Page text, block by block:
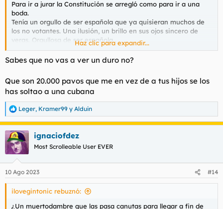
Para ir a jurar la Constitución se arregló como para ir a una
boda.
Tenía un orgullo de ser española que ya quisieran muchos de
los no votantes. Una ilusión, un brillo en sus ojos sincero de
veras. Orgullosa de ser española .
Ni se te ocurra llamarla pancha. Los Panchos para ella son los
paricortos ¶sudamaricones¶.
azulados africanos saltavallas.
A esos dos colectivos los tiene mucho más asco que tú.
Y si, la traspasé 20000 vinagres nada más colgar cuando me
los pidió. Y a un forero de esta casa le di 100€ cuando pidió
dinero.
No miento. No necesito mentir.
Penis
Haz clic para expandir...
Sabes que no vas a ver un duro no?
Que son 20.000 pavos que me en vez de a tus hijos se los
has soltao a una cubana
R
e
a
c
c
i
e
s
Leger, Kramer99 y Alduin
ignaciofdez
Most Scrolleable User EVER
10 Ago 2023 #14
ilovegintonic rebuznó:
¿Un muertodambre que las pasa canutas para llegar a fin de